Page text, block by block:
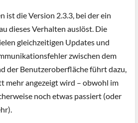
ist die Version 2.3.3, bei der ein
dieses Verhalten auslöst. Die
gleichzeitigen Updates und
zwischen dem
der Benutzeroberfläche führt dazu,
mehr angezeigt wird – obwohl im
noch etwas passiert (oder